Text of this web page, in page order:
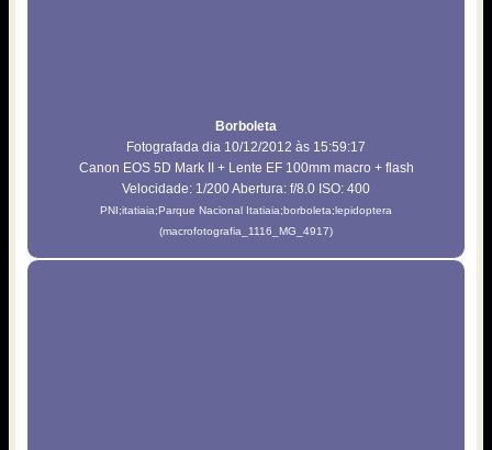
Borboleta
Fotografada dia 10/12/2012 às 15:59:17
Canon EOS 5D Mark II + Lente EF 100mm macro + flash
Velocidade: 1/200 Abertura: f/8.0 ISO: 400
PNI;itatiaia;Parque Nacional Itatiaia;borboleta;lepidoptera
(macrofotografia_1116_MG_4917)